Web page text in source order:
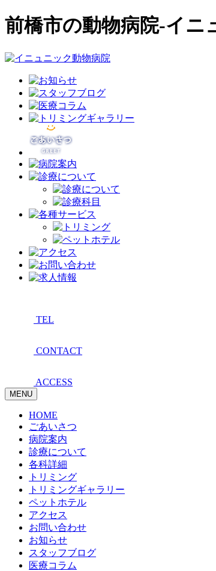
前橋市の動物病院-イニ
TEL
CONTACT
ACCESS
MENU
HOME
ごあいさつ
病院案内
診療について
各科詳細
トリミング
トリミングギャラリー
ペットホテル
アクセス
お問い合わせ
お知らせ
スタッフブログ
医療コラム